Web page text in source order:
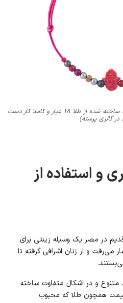
بافت دست قرمز Hamsa ساخته شده از طلا ۱۸ عیار و کاملا کار دست
گالری پرسته)
و استفاده از
در مصر یک وسیله زینتی برای
می‌رفت و از زنان اشرافی گرفته تا
متنوع و در اشکال متفاوت ساخته
همچون طلا که محبوب